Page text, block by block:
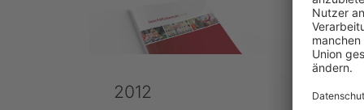
2012